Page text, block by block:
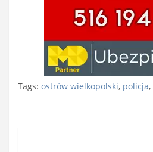
Tags: ostrów wielkopolski, policja,